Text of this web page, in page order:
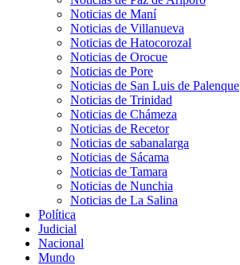
Noticias de Maní
Noticias de Villanueva
Noticias de Hatocorozal
Noticias de Orocue
Noticias de Pore
Noticias de San Luis de Palenque
Noticias de Trinidad
Noticias de Chámeza
Noticias de Recetor
Noticias de sabanalarga
Noticias de Sácama
Noticias de Tamara
Noticias de Nunchia
Noticias de La Salina
Política
Judicial
Nacional
Mundo